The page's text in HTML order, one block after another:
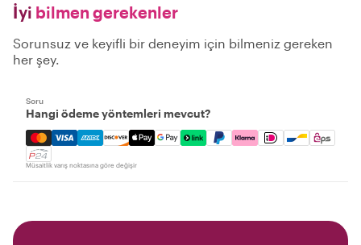
İyi bilmen gerekenler
Sorunsuz ve keyifli bir deneyim için bilmeniz gereken
her şey.
Soru
Hangi ödeme yöntemleri mevcut?
Mastercard, Visa, Amex, Discover, Apple Pay, Google
Müsaitlik varış noktasına göre değişir